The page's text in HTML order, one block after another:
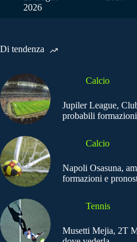
2026
Di tendenza
Calcio
Jupiler League,
probabili
Calcio
Napoli Osasuna,
formazioni e
Tennis
Musetti Mejia, 2T